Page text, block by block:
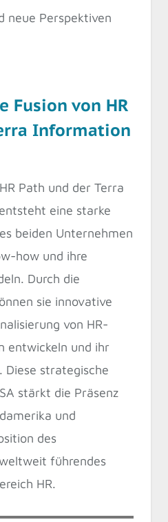
neue Perspektiven
Fusion von HR
Information
Path und der Terra
eine starke
beiden Unternehmen
how und ihre
Durch die
sie innovative
von HR-
entwickeln und ihr
strategische
stärkt die Präsenz
und
des
führendes
HR.